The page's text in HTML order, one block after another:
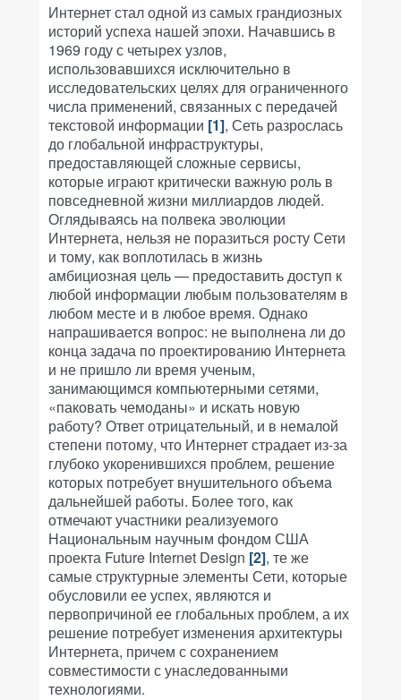
Интернет стал одной из самых грандиозных
историй успеха нашей эпохи. Начавшись в
1969 году с четырех узлов,
использовавшихся исключительно в
исследовательских целях для ограниченного
числа применений, связанных с передачей
текстовой информации [1], Сеть разрослась
до глобальной инфраструктуры,
предоставляющей сложные сервисы,
которые играют критически важную роль в
повседневной жизни миллиардов людей.
Оглядываясь на полвека эволюции
Интернета, нельзя не поразиться росту Сети
и тому, как воплотилась в жизнь
амбициозная цель — предоставить доступ к
любой информации любым пользователям в
любом месте и в любое время. Однако
напрашивается вопрос: не выполнена ли до
конца задача по проектированию Интернета
и не пришло ли время ученым,
занимающимся компьютерными сетями,
«паковать чемоданы» и искать новую
работу? Ответ отрицательный, и в немалой
степени потому, что Интернет страдает из-за
глубоко укоренившихся проблем, решение
которых потребует внушительного объема
дальнейшей работы. Более того, как
отмечают участники реализуемого
Национальным научным фондом США
проекта Future Internet Design [2], те же
самые структурные элементы Сети, которые
обусловили ее успех, являются и
первопричиной ее глобальных проблем, а их
решение потребует изменения архитектуры
Интернета, причем с сохранением
совместимости с унаследованными
технологиями.